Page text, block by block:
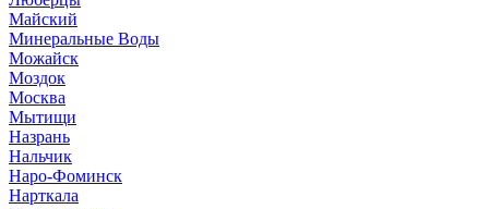
Майский
Минеральные Воды
Можайск
Моздок
Москва
Мытищи
Назрань
Нальчик
Наро-Фоминск
Нарткала